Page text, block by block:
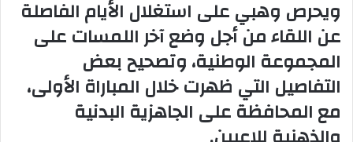
ويحرص وهبي على استغلال الأيام الفاصلة
عن اللقاء من أجل وضع آخر اللمسات على
المجموعة الوطنية، وتصحيح بعض
التفاصيل التي ظهرت خلال المباراة الأولى،
مع المحافظة على الجاهزية البدنية